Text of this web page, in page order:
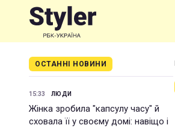
ОСТАННІ НОВИНИ
15:33 ЛЮДИ
Жінка зробила "капсулу часу" й
сховала її у своєму домі: навіщо і